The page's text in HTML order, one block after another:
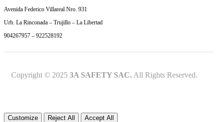
Avenida Federico Villareal Nro. 931
Urb. La Rinconada – Trujillo – La Libertad
904267957 – 922528192
Copyright © 2025 3A SAFETY SAC. All Rights Reserved.
Customize Reject All Accept All